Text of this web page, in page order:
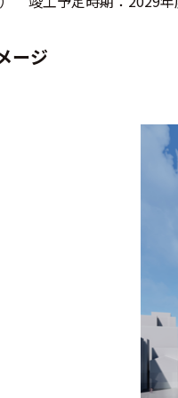
ージ